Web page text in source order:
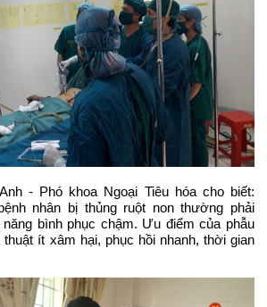
- Phó khoa Ngoại Tiêu hóa cho biết:
nhân bị thủng ruột non thường phải
bình phục chậm. Ưu điểm của phẫu
thuật ít xâm hại, phục hồi nhanh, thời gian